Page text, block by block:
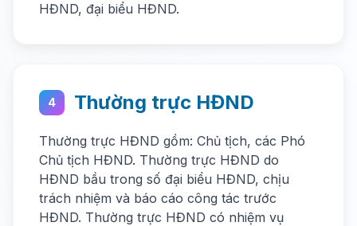
HĐND, đại biểu HĐND.
4 Thường trực HĐND
Thường trực HĐND gồm: Chủ tịch, các Phó
Chủ tịch HĐND. Thường trực HĐND do
HĐND bầu trong số đại biểu HĐND, chịu
trách nhiệm và báo cáo công tác trước
HĐND. Thường trực HĐND có nhiệm vụ